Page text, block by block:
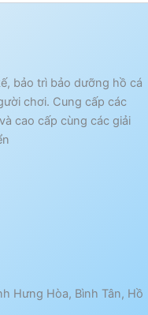
bảo trì bảo dưỡng hồ cá
chơi. Cung cấp các
cao cấp cùng các giải
Hưng Hòa, Bình Tân, Hồ